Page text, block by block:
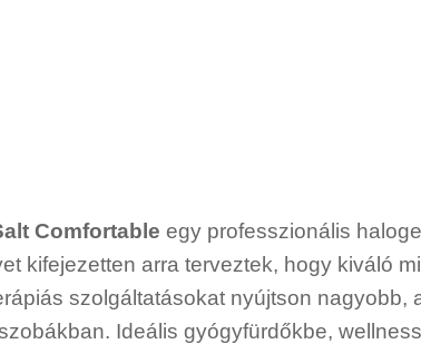
Comfortable egy professzionális
kifejezetten arra terveztek, hogy kiváló
szolgáltatásokat nyújtson nagyobb,
Ideális gyógyfürdőkbe, wellness